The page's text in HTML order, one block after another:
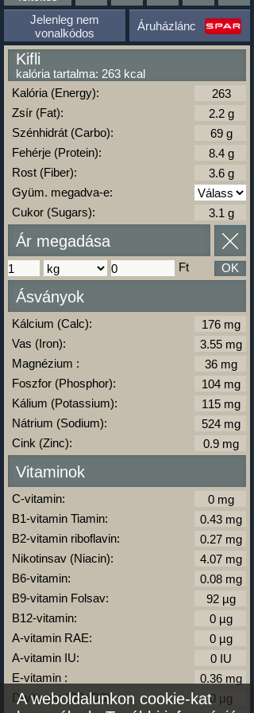
Jelenleg nem
vonalkódos
Áruházlánc
Kifli
kalória tartalma: 263 kcal
Kalória (Energy):
Zsír (Fat):
Szénhidrát (Carbo):
Fehérje (Protein):
Rost (Fiber):
Gyüm. megadva-e:
Cukor (Sugars):
Ár megadása
Ft OK
Ásványok
Kálcium (Calc):
Vas (Iron):
Magnézium :
Foszfor (Phosphor):
Kálium (Potassium):
Nátrium (Sodium):
Cink (Zinc):
Vitaminok
C-vitamin:
B1-vitamin Tiamin:
B2-vitamin riboflavin:
Nikotinsav (Niacin):
B6-vitamin:
B9-vitamin Folsav:
B12-vitamin:
A-vitamin RAE:
A-vitamin IU:
E-vitamin :
D-vitamin (D2+D3):
A weboldalunkon cookie-kat